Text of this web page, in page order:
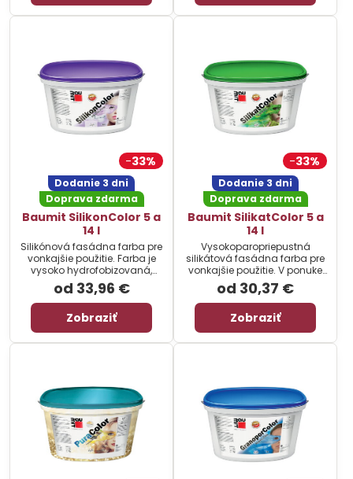
33%
Dodanie 3 dni
Doprava zdarma
Baumit SilikonColor 5 a
14 l
Silikónová fasádna farba pre
vonkajšie použitie. Farba je
vysoko hydrofobizovaná,
vhodná aj pre oblasť soklov.
V ponuke dve balenia: 5 a 14
litrov.
od 33,96 €
Zobraziť
33%
Dodanie 3 dni
Doprava zdarma
Baumit SilikatColor 5 a
14 l
Vysokoparopriepustná
silikátová fasádna farba pre
vonkajšie použitie. V ponuke
dve balenia: 5 a 14 litrov.
od 30,37 €
Zobraziť